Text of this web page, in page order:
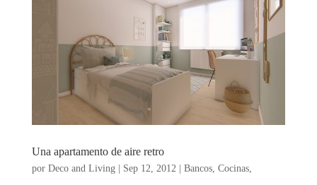
Una apartamento de aire retro
por Deco and Living| Sep 12, 2012| Bancos, Cocinas,